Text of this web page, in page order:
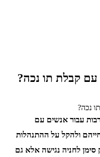
עם קבלת תו נכה?
עבור אנשים עם
ולהקל על ההתנהלות
לחניה נגישה אלא גם